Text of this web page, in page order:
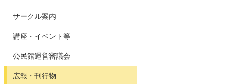
サークル案内
講座・イベント等
公民館運営審議会
広報・刊行物